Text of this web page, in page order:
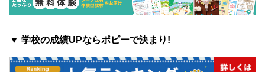
▼ 学校の成績UPならポピーで決まり!